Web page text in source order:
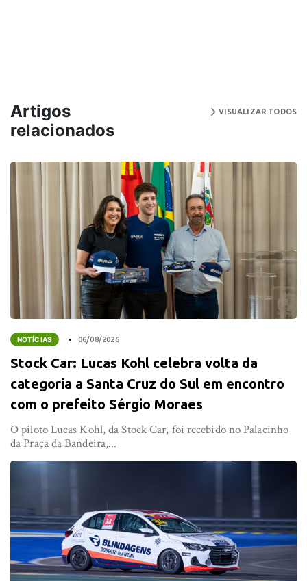
Artigos
relacionados
VISUALIZAR TODOS
NOTÍCIAS 06/08/2026
Stock Car: Lucas Kohl celebra volta da
categoria a Santa Cruz do Sul em encontro
com o prefeito Sérgio Moraes
O piloto Lucas Kohl, da Stock Car, foi recebido no Palacinho
da Praça da Bandeira,...